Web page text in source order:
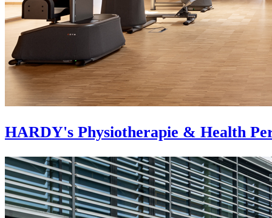
HARDY's Physiotherapie & Health